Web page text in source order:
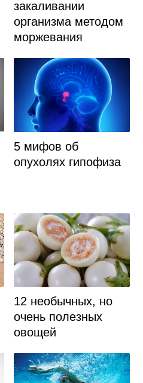
закаливании
организма методом
моржевания
5 мифов об
опухолях гипофиза
12 необычных, но
очень полезных
овощей